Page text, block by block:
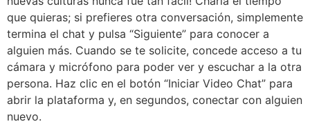
que quieras; si prefieres otra conversación, simplemente
termina el chat y pulsa “Siguiente” para conocer a
alguien más. Cuando se te solicite, concede acceso a tu
cámara y micrófono para poder ver y escuchar a la otra
persona. Haz clic en el botón “Iniciar Video Chat” para
abrir la plataforma y, en segundos, conectar con alguien
nuevo.